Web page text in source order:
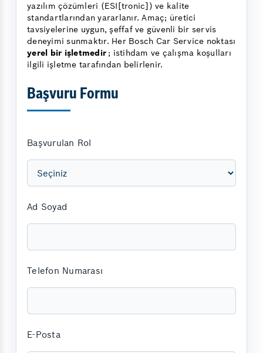
yazılım çözümleri (ESI[tronic]) ve kalite
standartlarından yararlanır. Amaç; üretici
tavsiyelerine uygun, şeffaf ve güvenli bir servis
deneyimi sunmaktır. Her Bosch Car Service noktası
yerel bir işletmedir ; istihdam ve çalışma koşulları
ilgili işletme tarafından belirlenir.
Başvuru Formu
Başvurulan Rol
Ad Soyad
Telefon Numarası
E-Posta